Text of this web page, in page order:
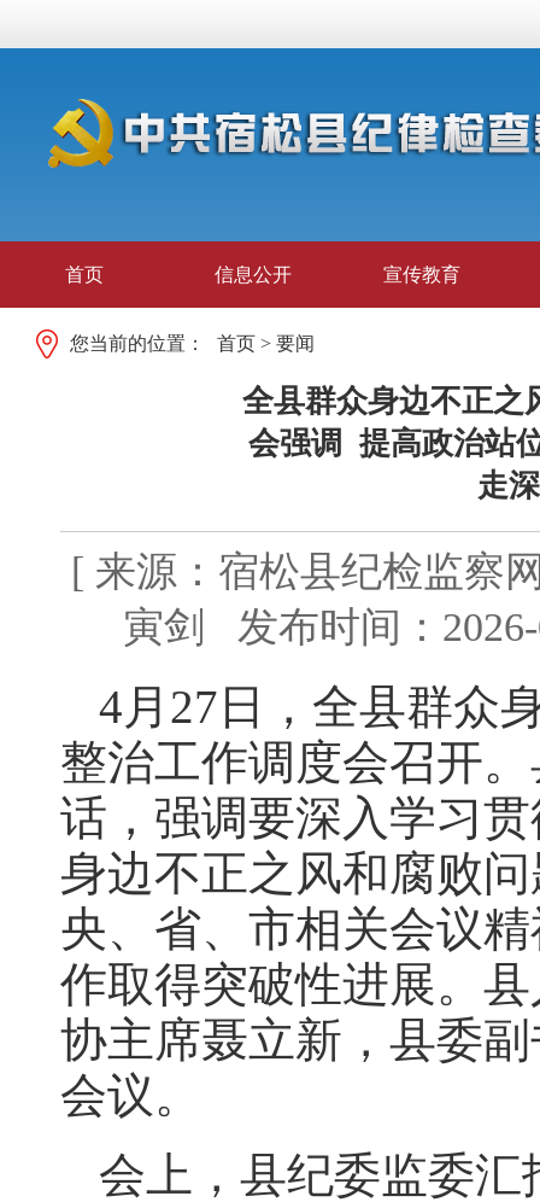
首页 信息公开 宣传教育
您当前的位置： 首页 > 要闻
全县群众身边不正之
会强调 提高政治站
走
[ 来源：宿松县纪检监察
寅剑 发布时间：
4月27日，全县群众
整治工作调度会召开
话，强调要深入学习
身边不正之风和腐败
央、省、市相关会议
作取得突破性进展。
协主席聂立新，县委
会议。
会上，县纪委监委汇